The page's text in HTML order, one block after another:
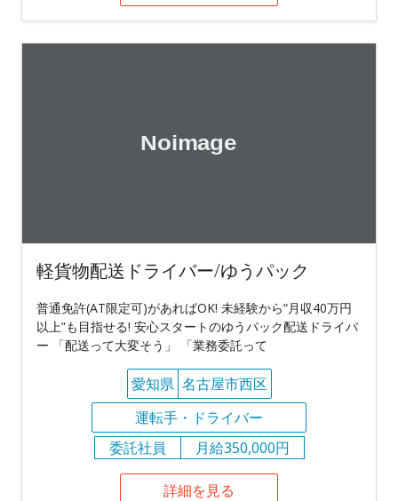
軽貨物配送ドライバー/ゆうパック
普通免許(AT限定可)があればOK! 未経験から“月収40万円
以上”も目指せる! 安心スタートのゆうパック配送ドライバ
ー 「配送って大変そう」 「業務委託って
愛知県 名古屋市西区
運転手・ドライバー
委託社員
月給350,000円
詳細を見る